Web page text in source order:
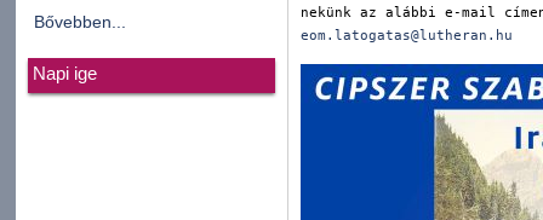
Bővebben...
Napi ige
eom.latogatas@lutheran.hu